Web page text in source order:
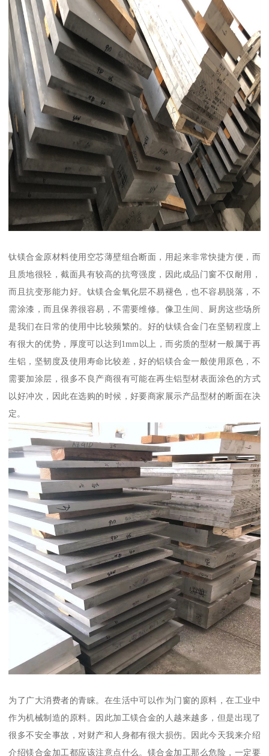
钛镁合金原材料使用空芯薄壁组合断面，用起来非常快捷方便，而
且质地很轻，截面具有较高的抗弯强度，因此成品门窗不仅耐用，
而且抗变形能力好。钛镁合金氧化层不易褪色，也不容易脱落，不
需涂漆，而且保养很容易，不需要维修。像卫生间、厨房这些场所
是我们在日常的使用中比较频繁的。好的钛镁合金门在坚韧程度上
有很大的优势，厚度可以达到1mm以上，而劣质的型材一般属于再
生铝，坚韧度及使用寿命比较差，好的铝镁合金一般使用原色，不
需要加涂层，很多不良产商很有可能在再生铝型材表面涂色的方式
以好冲次，因此在选购的时候，好要商家展示产品型材的断面在决
定。
为了广大消费者的青睐。在生活中可以作为门窗的原料，在工业中
作为机械制造的原料。因此加工镁合金的人越来越多，但是出现了
很多不安全事故，对财产和人身都有很大损伤。因此今天我来介绍
介绍镁合金加工都应该注意点什么。镁合金加工那么危险，一定要